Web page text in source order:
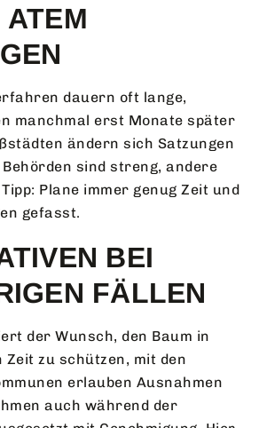
ATEM
dauern oft lange,
manchmal erst Monate später
ändern sich Satzungen
Behörden sind streng, andere
Tipp: Plane immer genug Zeit und
gefasst.
BEI
FÄLLEN
der Wunsch, den Baum in
Zeit zu schützen, mit den
erlauben Ausnahmen
auch während der